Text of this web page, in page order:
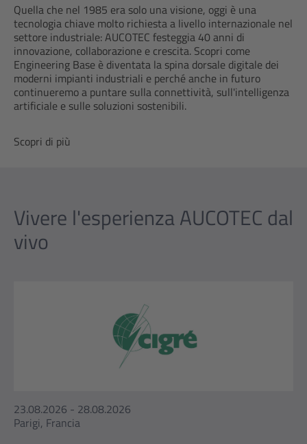
Quella che nel 1985 era solo una visione, oggi è una
tecnologia chiave molto richiesta a livello internazionale nel
settore industriale: AUCOTEC festeggia 40 anni di
innovazione, collaborazione e crescita. Scopri come
Engineering Base è diventata la spina dorsale digitale dei
moderni impianti industriali e perché anche in futuro
continueremo a puntare sulla connettività, sull'intelligenza
artificiale e sulle soluzioni sostenibili.
Scopri di più
Vivere l'esperienza AUCOTEC dal
vivo
23.08.2026 - 28.08.2026
Parigi, Francia